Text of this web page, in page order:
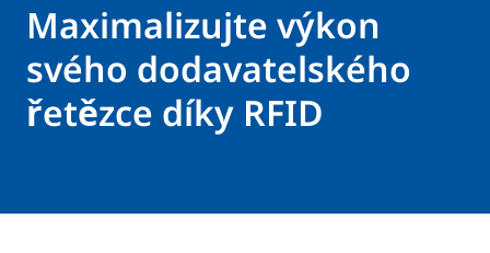
Maximalizujte výkon
svého dodavatelského
řetězce díky RFID